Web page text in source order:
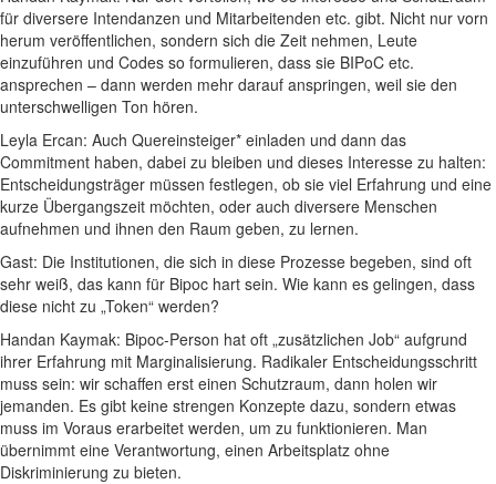
für diversere Intendanzen und Mitarbeitenden etc. gibt. Nicht nur vorn
herum veröffentlichen, sondern sich die Zeit nehmen, Leute
einzuführen und Codes so formulieren, dass sie BIPoC etc.
ansprechen – dann werden mehr darauf anspringen, weil sie den
unterschwelligen Ton hören.
Leyla Ercan: Auch Quereinsteiger* einladen und dann das
Commitment haben, dabei zu bleiben und dieses Interesse zu halten:
Entscheidungsträger müssen festlegen, ob sie viel Erfahrung und eine
kurze Übergangszeit möchten, oder auch diversere Menschen
aufnehmen und ihnen den Raum geben, zu lernen.
Gast: Die Institutionen, die sich in diese Prozesse begeben, sind oft
sehr weiß, das kann für Bipoc hart sein. Wie kann es gelingen, dass
diese nicht zu „Token“ werden?
Handan Kaymak: Bipoc-Person hat oft „zusätzlichen Job“ aufgrund
ihrer Erfahrung mit Marginalisierung. Radikaler Entscheidungsschritt
muss sein: wir schaffen erst einen Schutzraum, dann holen wir
jemanden. Es gibt keine strengen Konzepte dazu, sondern etwas
muss im Voraus erarbeitet werden, um zu funktionieren. Man
übernimmt eine Verantwortung, einen Arbeitsplatz ohne
Diskriminierung zu bieten.